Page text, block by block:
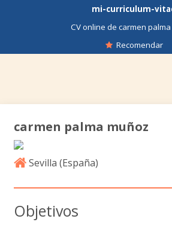
mi-curriculum-
CV online de carmen
Recomendar
carmen palma muñoz
Sevilla (España)
Objetivos